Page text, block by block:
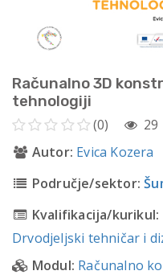
Računalno 3D
tehnologiji
(0) 29
Autor: Evica Kozera
Područje/sektor:
Kvalifikacija/kurikul:
Drvodjeljski tehničar i
Modul: Računalno